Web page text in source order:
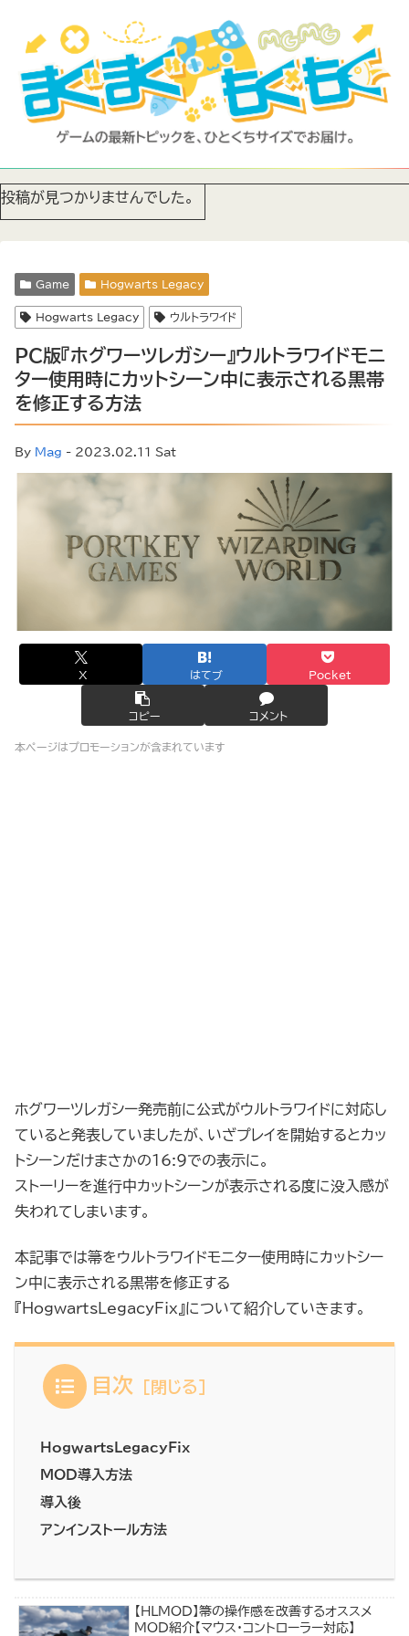
投稿が見つかりませんでした。
Game Hogwarts Legacy
Hogwarts Legacy ウルトラワイド
PC版『ホグワーツレガシー』ウルトラワイドモニ
ター使用時にカットシーン中に表示される黒帯
を修正する方法
By Mag - 2023.02.11 Sat
X はてブ Pocket
コピー コメント
本ページはプロモーションが含まれています
ホグワーツレガシー発売前に公式がウルトラワイドに対応し
ていると発表していましたが、いざプレイを開始するとカッ
トシーンだけまさかの16:9での表示に。
ストーリーを進行中カットシーンが表示される度に没入感が
失われてしまいます。
本記事では箒をウルトラワイドモニター使用時にカットシー
ン中に表示される黒帯を修正する
『HogwartsLegacyFix』について紹介していきます。
目次
HogwartsLegacyFix
MOD導入方法
導入後
アンインストール方法
【HLMOD】箒の操作感を改善するオススメ
MOD紹介【マウス・コントローラー対応】